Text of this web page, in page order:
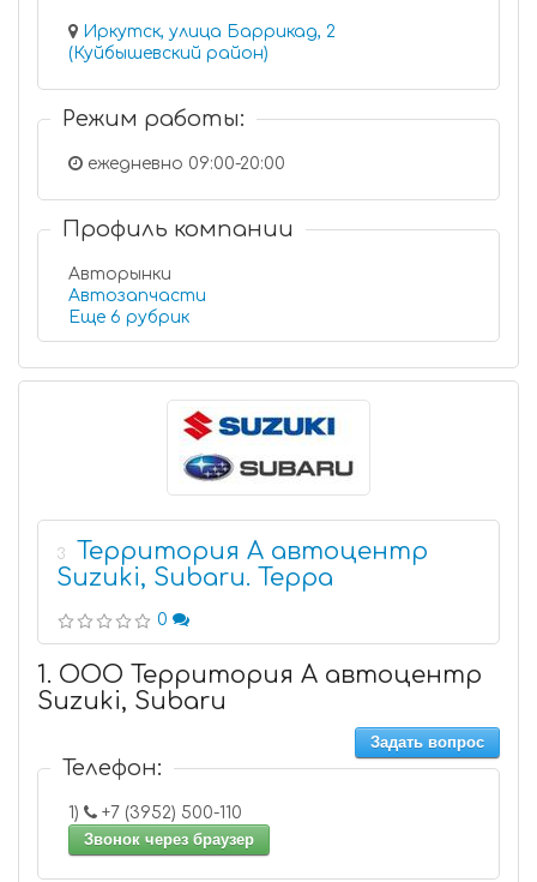
Иркутск, улица Баррикад, 2
(Куйбышевский район)
Режим работы:
ежедневно 09:00-20:00
Профиль компании
Авторынки
Автозапчасти
Еще 6 рубрик
3
Территория А автоцентр
Suzuki, Subaru. Терра
0
1. ООО Территория А автоцентр
Suzuki, Subaru
Задать вопрос
Телефон:
1)
+7 (3952) 500-110
Звонок через браузер